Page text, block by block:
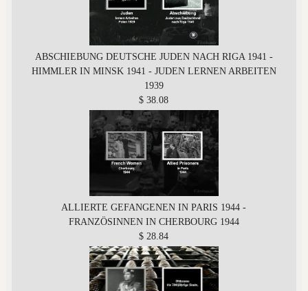
ABSCHIEBUNG DEUTSCHE JUDEN NACH RIGA 1941 -
HIMMLER IN MINSK 1941 - JUDEN LERNEN ARBEITEN
1939
$ 38.08
ALLIERTE GEFANGENEN IN PARIS 1944 -
FRANZÖSINNEN IN CHERBOURG 1944
$ 28.84